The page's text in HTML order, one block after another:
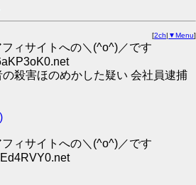
[2ch| ▼Menu]
ィサイトへの＼(^o^)／です
殺害ほのめかした疑い 会社員逮捕
ィサイトへの＼(^o^)／です